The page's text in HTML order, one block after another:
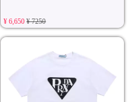
¥ 6,650¥ 7250